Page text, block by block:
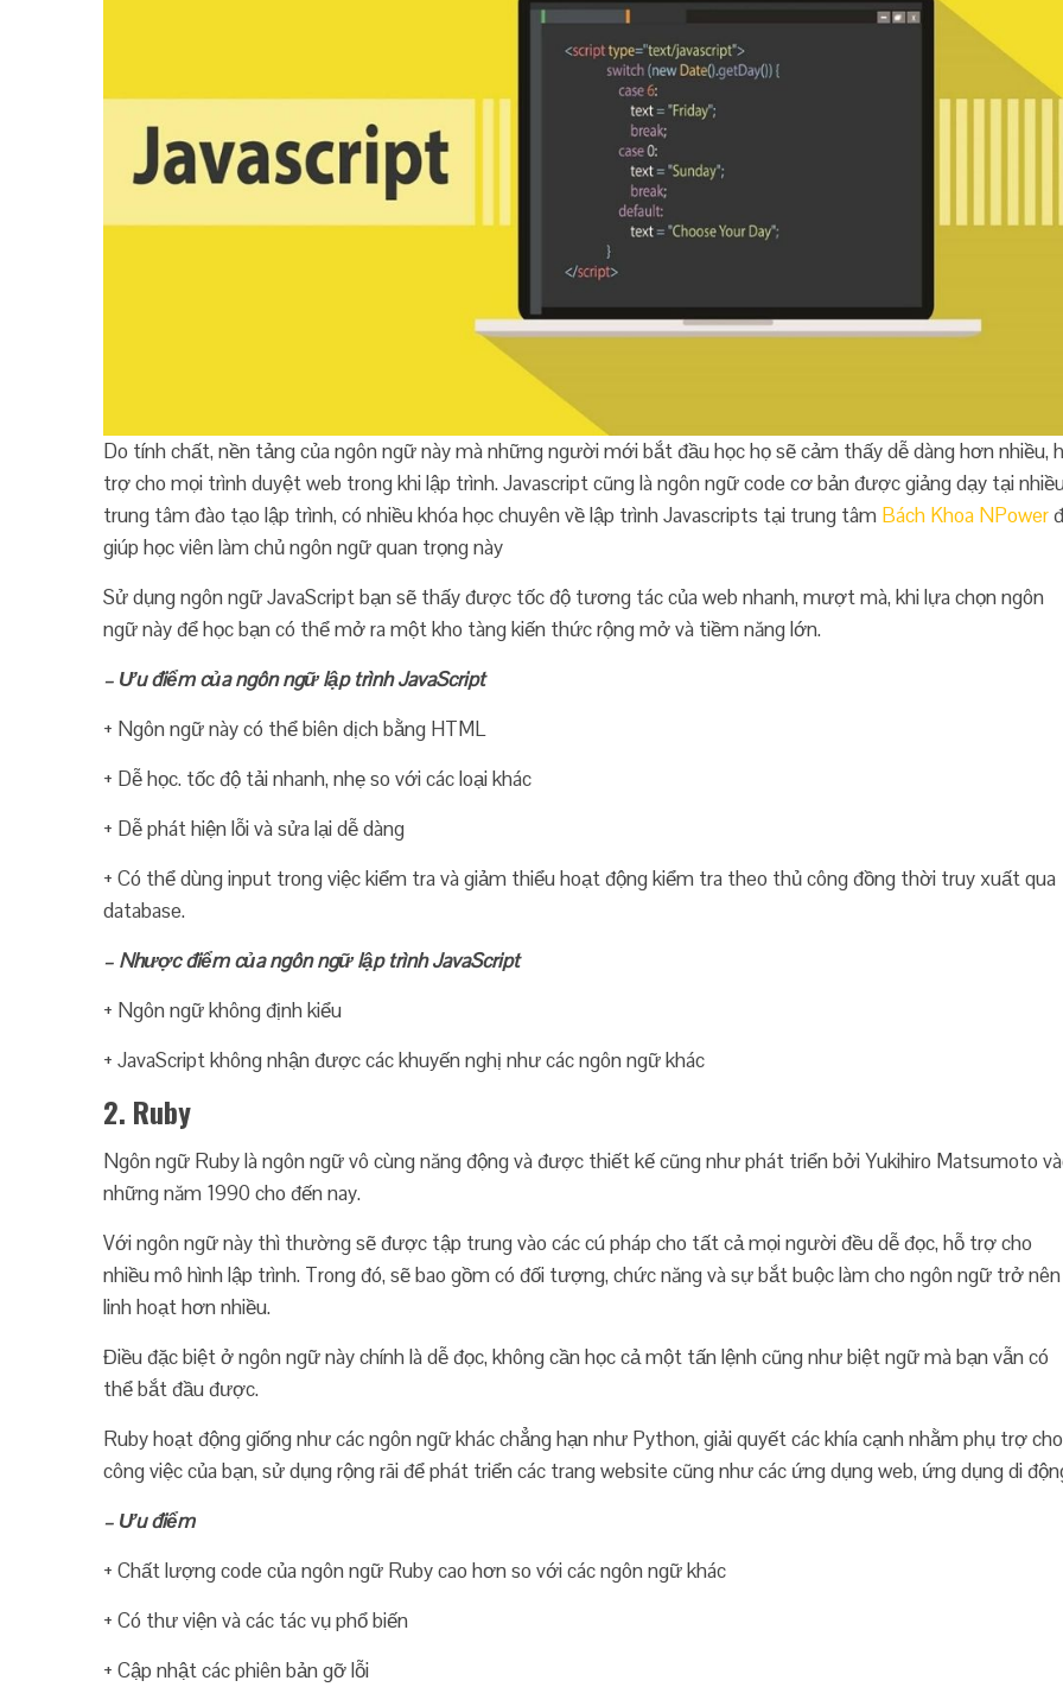
Do tính chất, nền tảng của ngôn ngữ này mà những người mới bắt đầu học họ sẽ cảm thấy dễ dàng hơn nhiều,
trợ cho mọi trình duyệt web trong khi lập trình. Javascript cũng là ngôn ngữ code cơ bản được giảng dạy tại
trung tâm đào tạo lập trình, có nhiều khóa học chuyên về lập trình Javascripts tại trung tâm Bách Khoa NPower
giúp học viên làm chủ ngôn ngữ quan trọng này
Sử dụng ngôn ngữ JavaScript bạn sẽ thấy được tốc độ tương tác của web nhanh, mượt mà, khi lựa chọn ngôn
ngữ này để học bạn có thể mở ra một kho tàng kiến thức rộng mở và tiềm năng lớn.
– Ưu điểm của ngôn ngữ lập trình JavaScript
+ Ngôn ngữ này có thể biên dịch bằng HTML
+ Dễ học. tốc độ tải nhanh, nhẹ so với các loại khác
+ Dễ phát hiện lỗi và sửa lại dễ dàng
+ Có thể dùng input trong việc kiểm tra và giảm thiểu hoạt động kiểm tra theo thủ công đồng thời truy xuất qua
database.
– Nhược điểm của ngôn ngữ lập trình JavaScript
+ Ngôn ngữ không định kiểu
+ JavaScript không nhận được các khuyến nghị như các ngôn ngữ khác
2. Ruby
Ngôn ngữ Ruby là ngôn ngữ vô cùng năng động và được thiết kế cũng như phát triển bởi Yukihiro Matsumoto
những năm 1990 cho đến nay.
Với ngôn ngữ này thì thường sẽ được tập trung vào các cú pháp cho tất cả mọi người đều dễ đọc, hỗ trợ cho
nhiều mô hình lập trình. Trong đó, sẽ bao gồm có đối tượng, chức năng và sự bắt buộc làm cho ngôn ngữ trở nên
linh hoạt hơn nhiều.
Điều đặc biệt ở ngôn ngữ này chính là dễ đọc, không cần học cả một tấn lệnh cũng như biệt ngữ mà bạn vẫn có
thể bắt đầu được.
Ruby hoạt động giống như các ngôn ngữ khác chẳng hạn như Python, giải quyết các khía cạnh nhằm phụ trợ cho
công việc của bạn, sử dụng rộng rãi để phát triển các trang website cũng như các ứng dụng web, ứng dụng di
– Ưu điểm
+ Chất lượng code của ngôn ngữ Ruby cao hơn so với các ngôn ngữ khác
+ Có thư viện và các tác vụ phổ biến
+ Cập nhật các phiên bản gỡ lỗi